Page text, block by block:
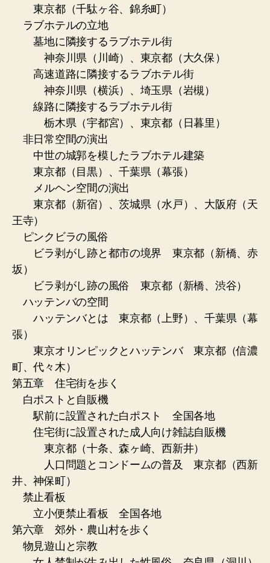
東京都（千駄ヶ谷、錦糸町）
ラブホテルの立地
墓地に隣接するラブホテル街
神奈川県（川崎）、東京都（大久保）
高速道路に隣接するラブホテル街
神奈川県（横浜）、埼玉県（岩槻）
線路に隣接するラブホテル街
栃木県（宇都宮）、東京都（日暮里）
非日常空間の演出
中世の城郭を模したラブホテル建築
東京都（目黒）、千葉県（幕張）
メルヘン空間の演出
東京都（新宿）、茨城県（水戸）、大阪府（天
王寺）
ピンクビラの風俗
ビラ剥がし跡と都市の境界 東京都（新橋、赤
坂）
ビラ剥がし跡の風俗 東京都（新橋、渋谷）
ハッテンバの空間
ハッテンバとは 東京都（上野）、千葉県（幕
張）
東京オリンピックとハッテンバ 東京都（信濃
町、代々木）
第五章 住宅街を歩く
白ポストと自販機
駅前に設置された白ポスト 全国各地
住宅街に設置された成人向け雑誌自販機
東京都（十条、森ヶ崎、西新井）
人口問題とコンドームの普及 東京都（西新
井、神保町）
禁止看板
立小便禁止看板 全国各地
第六章 郊外・農山村を歩く
物見遊山と宗教